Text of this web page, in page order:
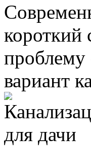
короткий
проблему
вариант